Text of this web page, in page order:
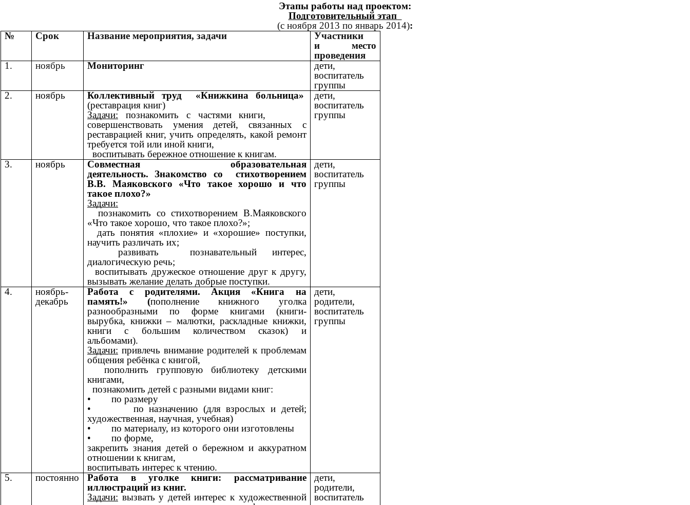
Этапы работы над проектом:
Подготовительный этап
(с ноября 2013 по январь 2014):
№
Срок Название мероприятия, задачи
Участники
и место
проведения
1.
ноябрь Мониторинг
дети,
воспитатель
группы
2.
ноябрь
Коллективный труд «Книжкина больница»
(реставрация книг)
Задачи: познакомить с частями книги,
совершенствовать умения детей, связанных с
реставрацией книг, учить определять, какой ремонт
требуется той или иной книги,
воспитывать бережное отношение к книгам.
дети,
воспитатель
группы
3. ноябрь
Совместная образовательная
деятельность.
Знакомство со стихотворением
В.В. Маяковского «Что такое хорошо и что
такое плохо?»
Задачи:
познакомить со стихотворением В.Маяковского
«Что такое хорошо, что такое плохо?»;
дать понятия «плохие» и «хорошие» поступки,
научить различать их;
развивать познавательный интерес,
диалогическую речь;
воспитывать дружеское отношение друг к другу,
вызывать желание делать добрые поступки.
дети,
воспитатель
группы
4.
ноябрь-
декабрь
Работа с родителями. Акция «Книга на
память!» (пополнение книжного уголка
разнообразными по форме книгами (книги-
вырубка, книжки – малютки, раскладные книжки,
книги с большим количеством сказок) и
альбомами).
Задачи: привлечь внимание родителей к проблемам
общения ребёнка с книгой,
пополнить групповую библиотеку детскими
книгами,
познакомить детей с разными видами книг:
• по размеру
• по назначению (для взрослых и детей;
художественная, научная, учебная)
• по материалу, из которого они изготовлены
• по форме,
закрепить знания детей о бережном и аккуратном
отношении к книгам,
воспитывать интерес к чтению.
дети,
родители,
воспитатель
группы
5. постоянно
Работа в уголке книги: рассматривание
иллюстраций из книг.
Задачи: вызвать у детей интерес к художественной
дети,
родители,
воспитатель